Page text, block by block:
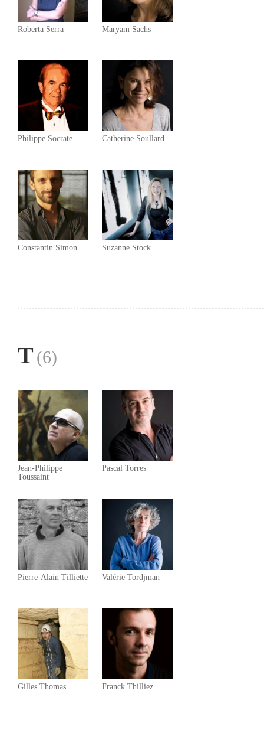
Roberta Serra Maryam Sachs
Philippe Socrate Catherine Soullard
Constantin Simon Suzanne Stock
T (6)
Jean-Philippe
Toussaint
Pascal Torres
Pierre-Alain Tilliette Valérie Tordjman
Gilles Thomas Franck Thilliez